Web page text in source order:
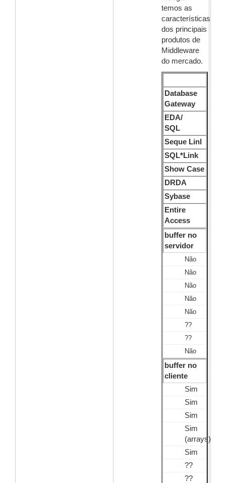
temos as
características
dos principais
produtos de
Middleware
do mercado.
Database
Gateway
EDA/
SQL
Seque Linl
SQL*Link
Show Case
DRDA
Sybase
Entire
Access
buffer no
servidor
Não
Não
Não
Não
Não
??
??
Não
buffer no
cliente
Sim
Sim
Sim
Sim
(arrays)
Sim
??
??